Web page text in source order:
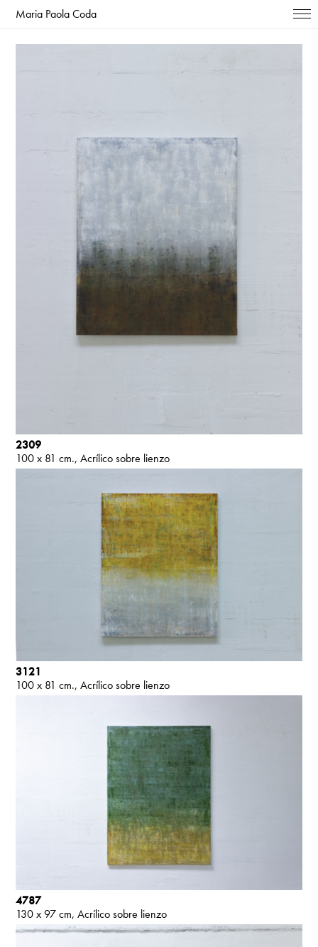
Maria Paola Coda
2309
100 x 81 cm. Acrílico sobre lienzo
3121
100 x 81 cm. Acrílico sobre lienzo
4787
130 x 97 cm Acrílico sobre lienzo